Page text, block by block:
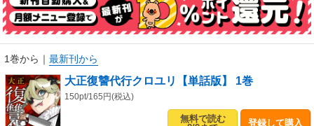
1巻から ｜ 最新刊から
大正復讐代行クロユリ【単話版】 1巻
150pt/165円(税込)
無料で読む
登録して購入